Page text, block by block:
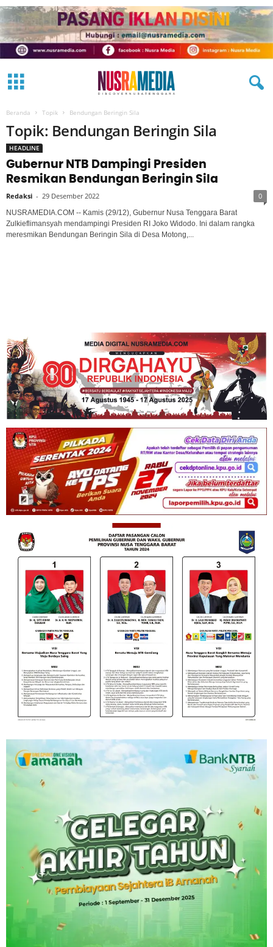
Beranda Topik Bendungan Beringin Sila
Topik: Bendungan Beringin Sila
HEADLINE
Gubernur NTB Dampingi Presiden
Resmikan Bendungan Beringin Sila
Redaksi - 29 Desember 2022 0
NUSRAMEDIA.COM -- Kamis (29/12), Gubernur Nusa Tenggara Barat
Zulkieflimansyah mendampingi Presiden RI Joko Widodo. Ini dalam rangka
meresmikan Bendungan Beringin Sila di Desa Motong,...